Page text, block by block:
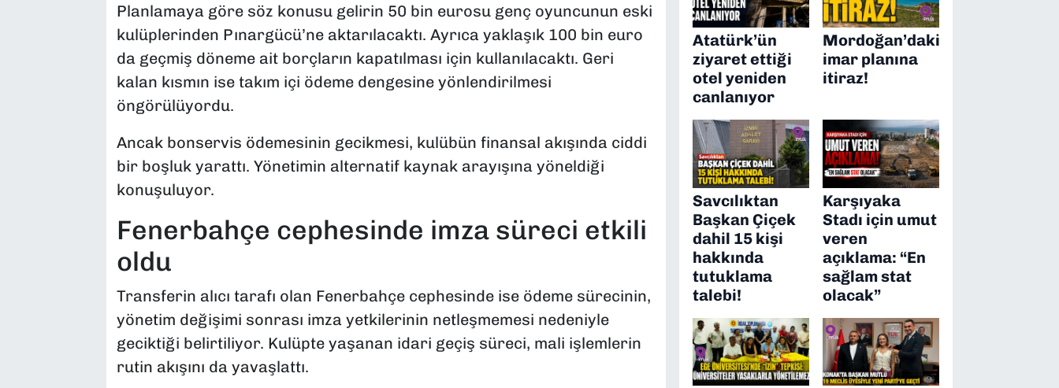
Planlamaya göre söz konusu gelirin 50 bin eurosu genç oyuncunun eski
kulüplerinden Pınargücü’ne aktarılacaktı. Ayrıca yaklaşık 100 bin euro
da geçmiş döneme ait borçların kapatılması için kullanılacaktı. Geri
kalan kısmın ise takım içi ödeme dengesine yönlendirilmesi
öngörülüyordu.
Ancak bonservis ödemesinin gecikmesi, kulübün finansal akışında ciddi
bir boşluk yarattı. Yönetimin alternatif kaynak arayışına yöneldiği
konuşuluyor.
Fenerbahçe cephesinde imza süreci etkili
oldu
Transferin alıcı tarafı olan Fenerbahçe cephesinde ise ödeme sürecinin,
yönetim değişimi sonrası imza yetkilerinin netleşmemesi nedeniyle
geciktiği belirtiliyor. Kulüpte yaşanan idari geçiş süreci, mali işlemlerin
rutin akışını da yavaşlattı.
Atatürk’ün
ziyaret ettiği
otel yeniden
canlanıyor
Mordoğan’daki
imar planına
itiraz!
Savcılıktan
Başkan Çiçek
dahil 15 kişi
hakkında
tutuklama
talebi!
Karşıyaka
Stadı için umut
veren
açıklama: “En
sağlam stat
olacak”